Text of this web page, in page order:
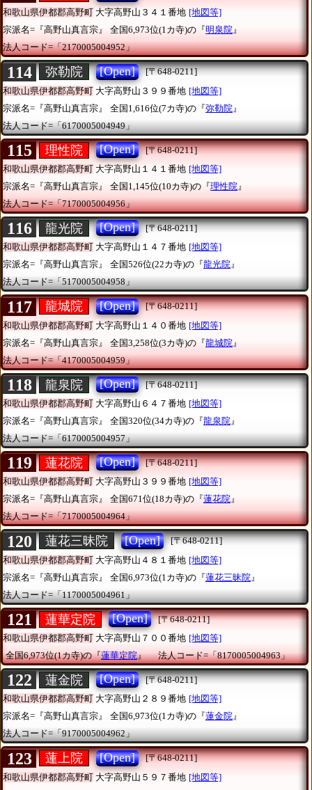
和歌山県伊都郡高野町 大字高野山３４１番地 [地図等]
宗派名=『高野山真言宗』
全国6,973位(1カ寺)の『明泉院』
法人コード=「2170005004952」
114 弥勒院 [Open]
[〒648-0211]
和歌山県伊都郡高野町 大字高野山３９９番地 [地図等]
宗派名=『高野山真言宗』
全国1,616位(7カ寺)の『弥勒院 』
法人コード=「6170005004949」
115 理性院 [Open]
[〒648-0211]
和歌山県伊都郡高野町 大字高野山１４１番地 [地図等]
宗派名=『高野山真言宗』
全国1,145位(10カ寺)の『理性院』
法人コード=「7170005004956」
116 龍光院 [Open]
[〒648-0211]
和歌山県伊都郡高野町 大字高野山１４７番地 [地図等]
宗派名=『高野山真言宗』
全国526位(22カ寺)の『龍光院』
法人コード=「5170005004958」
117 龍城院 [Open]
[〒648-0211]
和歌山県伊都郡高野町 大字高野山１４０番地 [地図等]
宗派名=『高野山真言宗』
全国3,258位(3カ寺)の『龍城院 』
法人コード=「4170005004959」
118 龍泉院 [Open]
[〒648-0211]
和歌山県伊都郡高野町 大字高野山６４７番地 [地図等]
宗派名=『高野山真言宗』
全国320位(34カ寺)の『龍泉院』
法人コード=「6170005004957」
119 蓮花院 [Open]
[〒648-0211]
和歌山県伊都郡高野町 大字高野山３９９番地 [地図等]
宗派名=『高野山真言宗』
全国671位(18カ寺)の『蓮花院』
法人コード=「7170005004964」
120 蓮花三昧院 [Open]
[〒648-0211]
和歌山県伊都郡高野町 大字高野山４８１番地 [地図等]
宗派名=『高野山真言宗』
全国6,973位(1カ寺)の『蓮花三昧院 』
法人コード=「1170005004961」
121 蓮華定院 [Open]
[〒648-0211]
和歌山県伊都郡高野町 大字高野山７００番地 [地図等]
全国6,973位(1カ寺)の『蓮華定院』 法人コード=「8170005004963」
122 蓮金院 [Open]
[〒648-0211]
和歌山県伊都郡高野町 大字高野山２８９番地 [地図等]
宗派名=『高野山真言宗』
全国6,973位(1カ寺)の『蓮金院』
法人コード=「9170005004962」
123 蓮上院 [Open]
[〒648-0211]
和歌山県伊都郡高野町 大字高野山５９７番地 [地図等]